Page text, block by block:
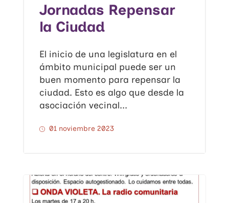
Jornadas Repensar
la Ciudad
El inicio de una legislatura en el
ámbito municipal puede ser un
buen momento para repensar la
ciudad. Esto es algo que desde la
asociación vecinal...
01 noviembre 2023